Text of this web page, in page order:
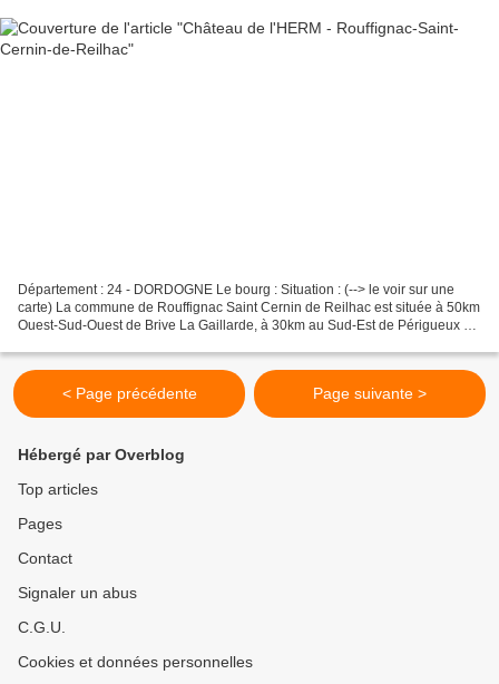
Département : 24 - DORDOGNE Le bourg : Situation : (--> le voir sur une
carte) La commune de Rouffignac Saint Cernin de Reilhac est située à 50km
Ouest-Sud-Ouest de Brive La Gaillarde, à 30km au Sud-Est de Périgueux et
< Page précédente Page suivante >
Hébergé par Overblog
Top articles
Pages
Contact
Signaler un abus
C.G.U.
Cookies et données personnelles